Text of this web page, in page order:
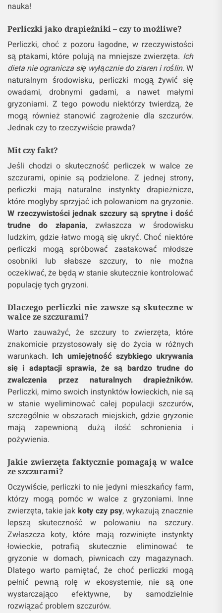
nauka!
Perliczki jako drapieżniki – czy to możliwe?
Perliczki, choć z pozoru łagodne, w rzeczywistości
są ptakami, które polują na mniejsze zwierzęta. Ich
dieta nie ogranicza się wyłącznie do ziaren i roślin.W
naturalnym środowisku, perliczki mogą żywić się
owadami, drobnymi gadami, a nawet małymi
gryzoniami. Z tego powodu niektórzy twierdzą, że
mogą również stanowić zagrożenie dla szczurów.
Jednak czy to rzeczywiście prawda?
Mit czy fakt?
Jeśli chodzi o skuteczność perliczek w walce ze
szczurami, opinie są podzielone. Z jednej strony,
perliczki mają naturalne instynkty drapieżnicze,
które mogłyby sprzyjać ich polowaniom na gryzonie.
W rzeczywistości jednak szczury są sprytne i dość
trudne do złapania, zwłaszcza w środowisku
ludzkim, gdzie łatwo mogą się ukryć. Choć niektóre
perliczki mogą spróbować zaatakować młodsze
osobniki lub słabsze szczury, to nie można
oczekiwać, że będą w stanie skutecznie kontrolować
populację tych gryzoni.
Dlaczego perliczki nie zawsze są skuteczne w
walce ze szczurami?
Warto zauważyć, że szczury to zwierzęta, które
znakomicie przystosowały się do życia w różnych
warunkach. Ich umiejętność szybkiego ukrywania
się i adaptacji sprawia, że są bardzo trudne do
zwalczenia przez naturalnych drapieżników.
Perliczki, mimo swoich instynktów łowieckich, nie są
w stanie wyeliminować całej populacji szczurów,
szczególnie w obszarach miejskich, gdzie gryzonie
mają zapewnioną dużą ilość schronienia i
pożywienia.
Jakie zwierzęta faktycznie pomagają w walce
ze szczurami?
Oczywiście, perliczki to nie jedyni mieszkańcy farm,
którzy mogą pomóc w walce z gryzoniami. Inne
zwierzęta, takie jakkoty czy psy, wykazują znacznie
lepszą skuteczność w polowaniu na szczury.
Zwłaszcza koty, które mają rozwinięte instynkty
łowieckie, potrafią skutecznie eliminować te
gryzonie w domach, piwnicach czy magazynach.
Dlatego warto pamiętać, że choć perliczki mogą
pełnić pewną rolę w ekosystemie, nie są one
wystarczająco efektywne, by samodzielnie
rozwiązać problem szczurów.